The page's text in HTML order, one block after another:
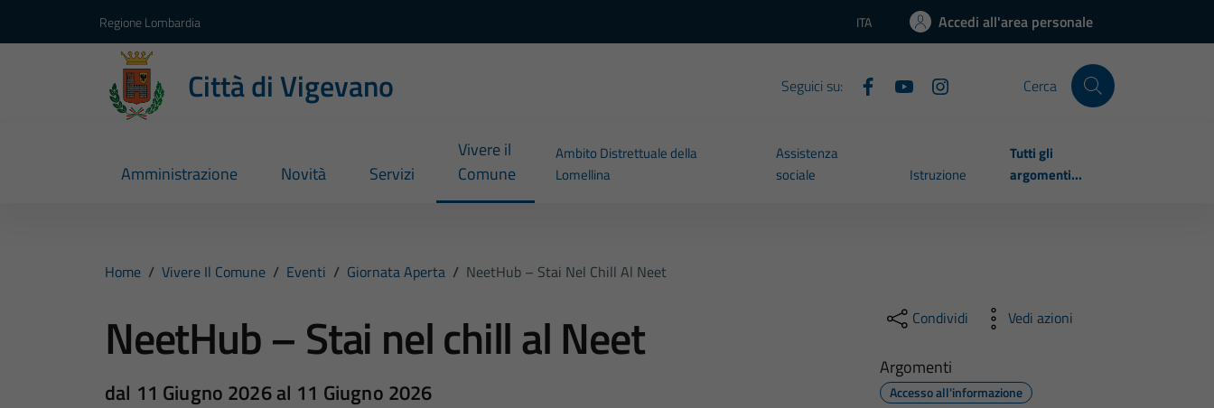
Regione Lombardia Lingua attiva:
ITA Accedi all'area personale
Città di Vigevano Seguici su: Cerca
Amministrazione Novità Servizi
Vivere il
Comune
Ambito Distrettuale della
Lomellina
Assistenza
sociale
Istruzione
Tutti gli
argomenti...
Home / Vivere Il Comune / Eventi / Giornata Aperta / NeetHub – Stai Nel Chill Al Neet
NeetHub – Stai nel chill al Neet
dal 11 Giugno 2026 al 11 Giugno 2026
Condividi Vedi azioni
Argomenti
Accesso all'informazione